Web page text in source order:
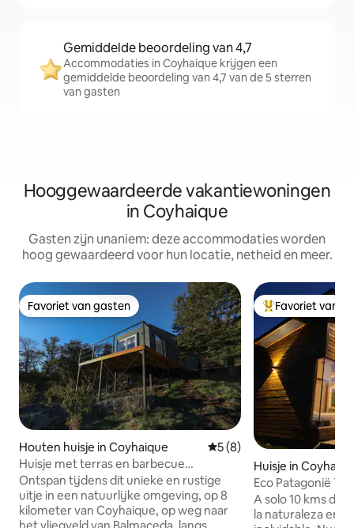
Gemiddelde beoordeling van 4,7
Accommodaties in Coyhaique krijgen een
gemiddelde beoordeling van 4,7 van de 5 sterren
van gasten
Hooggewaardeerde vakantiewoningen
in Coyhaique
Gasten zijn unaniem: deze accommodaties worden
hoog gewaardeerd voor hun locatie, netheid en meer.
Favoriet van gasten
Favoriet van gasten
Houten huisje in Coyhaique Gemiddelde beoordeling
5 (8)
Huisje met terras en barbecue
Patagonia Aysén
Ontspan tijdens dit unieke en rustige
uitje in een natuurlijke omgeving, op 8
kilometer van Coyhaique, op weg naar
Topfavoriet van
Favoriet van
Huisje in
Eco Patagonië
A solo 10 kms de
la naturaleza en